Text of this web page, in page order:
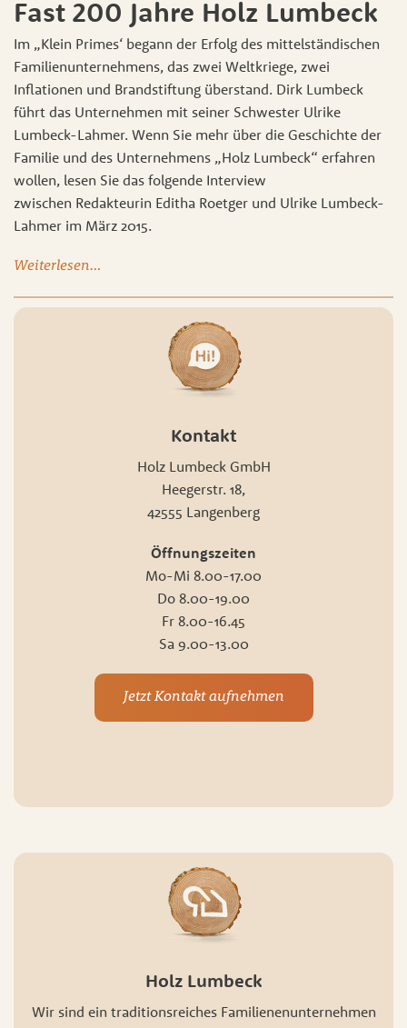
Fast 200 Jahre Holz Lumbeck
Im „Klein Primes‘ begann der Erfolg des mittelständischen
Familienunternehmens, das zwei Weltkriege, zwei
Inflationen und Brandstiftung überstand. Dirk Lumbeck
führt das Unternehmen mit seiner Schwester Ulrike
Lumbeck-Lahmer. Wenn Sie mehr über die Geschichte der
Familie und des Unternehmens „Holz Lumbeck“ erfahren
wollen, lesen Sie das folgende Interview
zwischen Redakteurin Editha Roetger und Ulrike Lumbeck-
Lahmer im März 2015.
Weiterlesen…
Kontakt
Holz Lumbeck GmbH
Heegerstr. 18,
42555 Langenberg
Öffnungszeiten
Mo-Mi 8.00-17.00
Do 8.00-19.00
Fr 8.00-16.45
Sa 9.00-13.00
Jetzt Kontakt aufnehmen
Holz Lumbeck
Wir sind ein traditionsreiches Familienenunternehmen